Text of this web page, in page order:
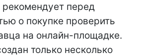
перед
о покупке проверить
на онлайн-площадке.
только несколько